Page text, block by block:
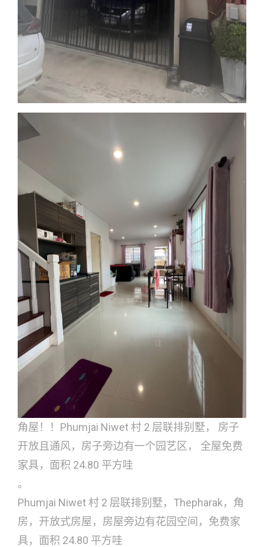
角屋！！Phumjai Niwet 村 2 层联排别墅， 房子
开放且通风，房子旁边有一个园艺区， 全屋免费
家具，面积 24.80 平方哇
。
Phumjai Niwet 村 2 层联排别墅，Thepharak，角
房，开放式房屋，房屋旁边有花园空间，免费家
具，面积 24.80 平方哇